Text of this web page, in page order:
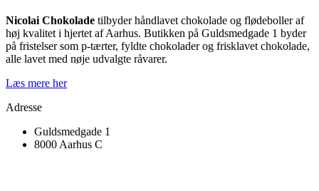
Nicolai Chokolade tilbyder håndlavet chokolade og flødeboller af
høj kvalitet i hjertet af Aarhus. Butikken på Guldsmedgade 1 byder
på fristelser som p-tærter, fyldte chokolader og frisklavet chokolade,
alle lavet med nøje udvalgte råvarer.
Læs mere her
Adresse
Guldsmedgade 1
8000 Aarhus C